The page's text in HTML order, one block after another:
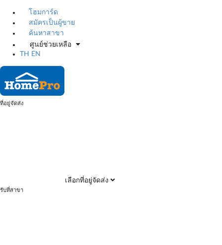
โฮมการ์ด
สมัครเป็นผู้ขาย
ค้นหาสาขา
ศูนย์ช่วยเหลือ
TH
EN
ที่อยู่จัดส่ง
เลือกที่อยู่จัดส่ง
รับที่สาขา